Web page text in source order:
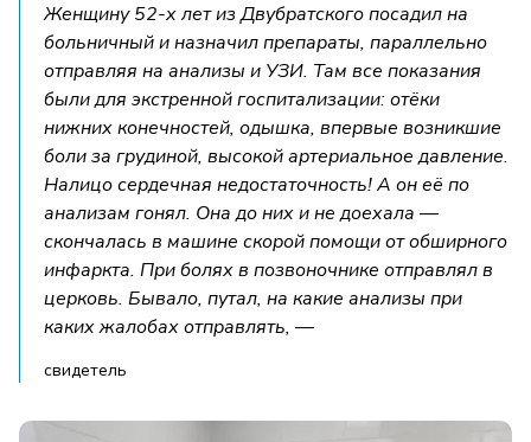
Женщину 52-х лет из Двубратского посадил на
больничный и назначил препараты, параллельно
отправляя на анализы и УЗИ. Там все показания
были для экстренной госпитализации: отёки
нижних конечностей, одышка, впервые возникшие
боли за грудиной, высокой артериальное давление.
Налицо сердечная недостаточность! А он её по
анализам гонял. Она до них и не доехала —
скончалась в машине скорой помощи от обширного
инфаркта. При болях в позвоночнике отправлял в
церковь. Бывало, путал, на какие анализы при
каких жалобах отправлять, —
свидетель